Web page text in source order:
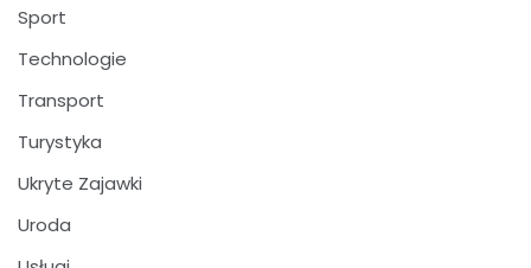
Sport
Technologie
Transport
Turystyka
Ukryte Zajawki
Uroda